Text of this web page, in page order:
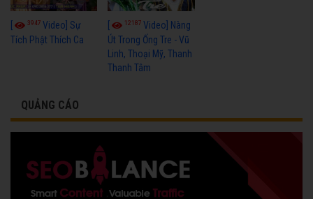
[ 3947 Video] Sự
Tích Phật Thích Ca
[ 12187Video] Nàng
Út Trong Ống Tre - Vũ
Linh, Thoại Mỹ, Thanh
Thanh Tâm
QUẢNG CÁO